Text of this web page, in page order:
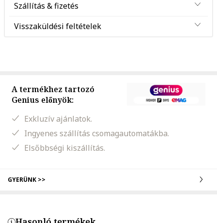
Szállítás & fizetés
Visszaküldési feltételek
A termékhez tartozó
Genius előnyök:
Exkluzív ajánlatok.
Ingyenes szállítás csomagautomatákba.
Elsőbbségi kiszállítás.
GYERÜNK >>